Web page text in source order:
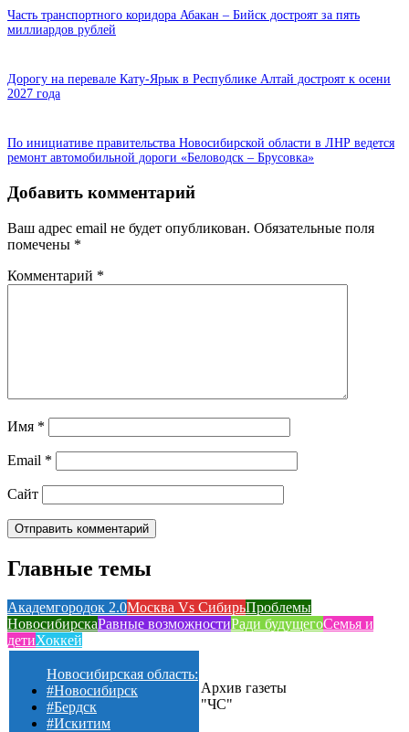
Часть транспортного коридора Абакан – Бийск достроят за пять
миллиардов рублей
Дорогу на перевале Кату-Ярык в Республике Алтай достроят к осени
2027 года
По инициативе правительства Новосибирской области в ЛНР ведется
ремонт автомобильной дороги «Беловодск – Брусовка»
Добавить комментарий
Ваш адрес email не будет опубликован. Обязательные поля
помечены *
Комментарий *
Имя *
Email *
Сайт
Главные темы
Академгородок 2.0Москва Vs СибирьПроблемы
НовосибирскаРавные возможностиРади будущегоСемья и
детиХоккей
Новосибирская область:
#Новосибирск
#Бердск
#Искитим
Архив газеты
"ЧС"